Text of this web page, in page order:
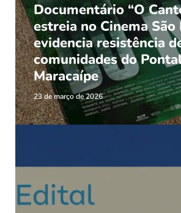
Documentário “O
estreia no Cinema São
evidencia resistência
comunidades do
Maracaípe
23 de março de 2026